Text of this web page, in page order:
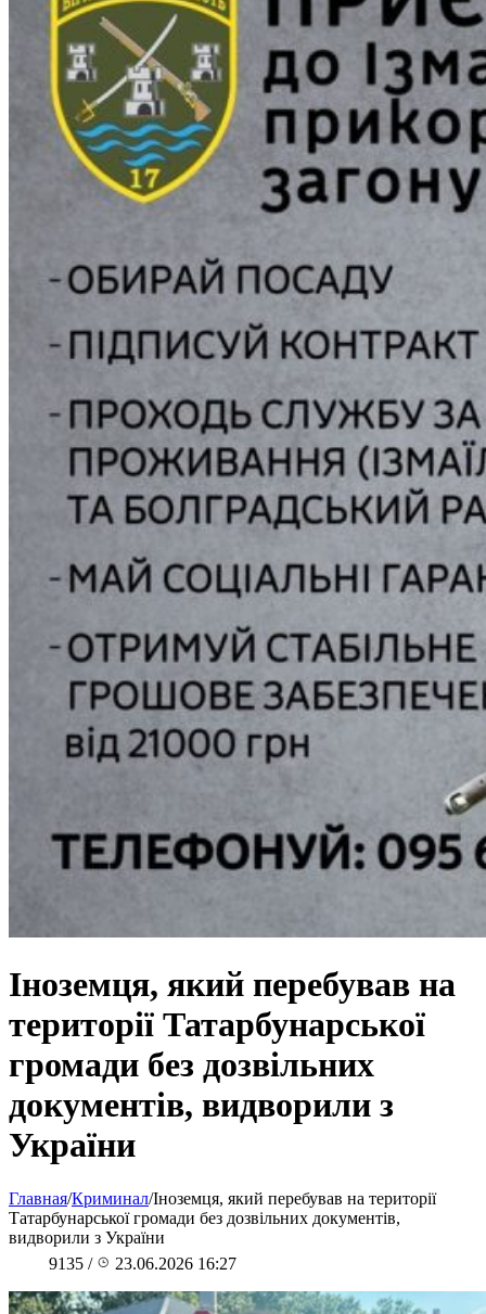
Іноземця, який перебував на
території Татарбунарської
громади без дозвільних
документів, видворили з
України
Главная/Криминал/Іноземця, який перебував на території
Татарбунарської громади без дозвільних документів,
видворили з України
9135 / 23.06.2026 16:27